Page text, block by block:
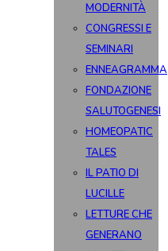
MODERNITÀ
CONGRESSI E
SEMINARI
ENNEAGRAMMA
FONDAZIONE
SALUTOGENESI
HOMEOPATIC
TALES
IL PATIO DI
LUCILLE
LETTURE CHE
GENERANO